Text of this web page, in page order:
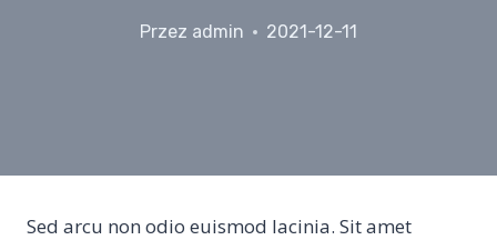
Przez admin 2021-12-11
Sed arcu non odio euismod lacinia. Sit amet